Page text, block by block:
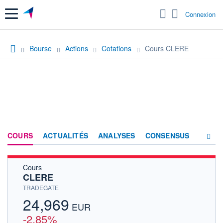
Menu Connexion
Bourse Actions Cotations Cours CLERE
COURS ACTUALITÉS ANALYSES CONSENSUS
Cours
CLERE
TRADEGATE
24,969 EUR
-2,85%